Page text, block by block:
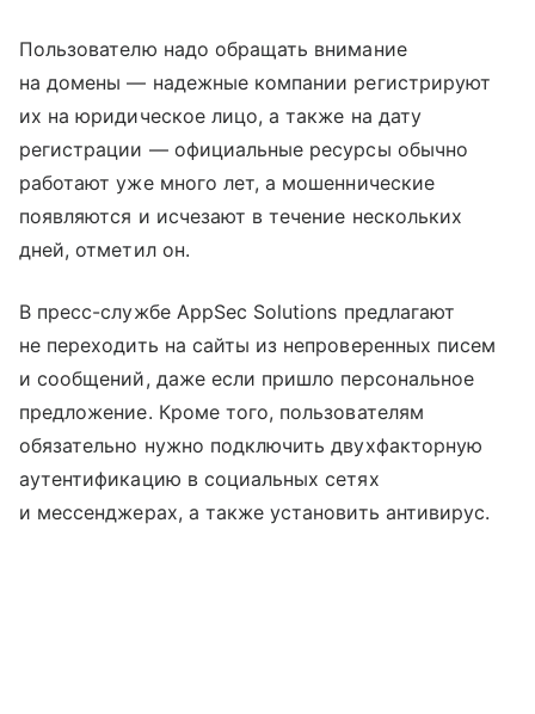
Пользователю надо обращать внимание
на домены — надежные компании регистрируют
их на юридическое лицо, а также на дату
регистрации — официальные ресурсы обычно
работают уже много лет, а мошеннические
появляются и исчезают в течение нескольких
дней, отметил он.
В пресс-службе AppSec Solutions предлагают
не переходить на сайты из непроверенных писем
и сообщений, даже если пришло персональное
предложение. Кроме того, пользователям
обязательно нужно подключить двухфакторную
аутентификацию в социальных сетях
и мессенджерах, а также установить антивирус.